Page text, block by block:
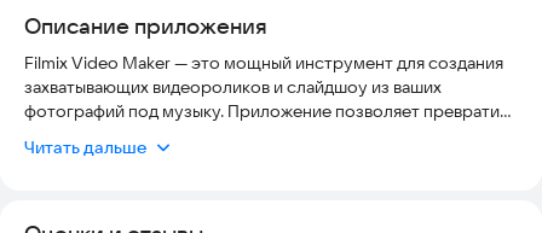
Описание приложения
Filmix Video Maker — это мощный инструмент для создания
захватывающих видеороликов и слайдшоу из ваших
фотографий под музыку. Приложение позволяет превратить
получите доступ к редактору фотографий и камере красоты
Читать дальше